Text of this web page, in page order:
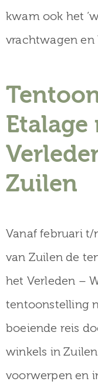
kwam ook het
vrachtwagen en
Etalage
Zuilen
Vanaf februari
van Zuilen de
het Verleden –
tentoonstelling
boeiende reis
winkels in
voorwerpen en